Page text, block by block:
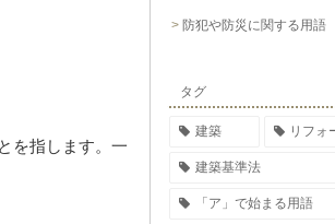
を指します。一
防犯や防災に関する用語
タグ
建築 リフォ
建築基準法
「ア」で始まる用語